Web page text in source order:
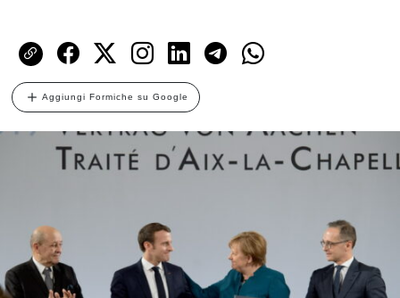
Aggiungi Formiche su Google